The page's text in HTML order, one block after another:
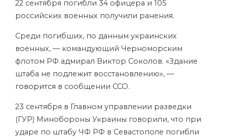
22 сентября погибли 34 офицера и 105
российских военных получили ранения.
Среди погибших, по данным украинских
военных, — командующий Черноморским
флотом РФ адмирал Виктор Соколов. «Здание
штаба не подлежит восстановлению», —
говорится в сообщении ССО.
23 сентября в Главном управлении разведки
(ГУР) Минобороны Украины говорили, что при
ударе по штабу ЧФ РФ в Севастополе погибли